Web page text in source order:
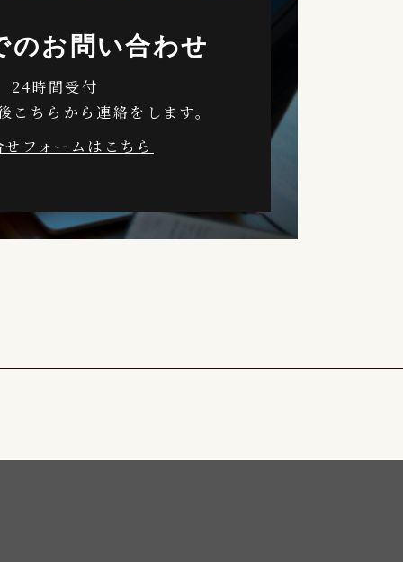
のお問い合わせ
24時間受付
こちらから連絡をします。
フォームはこちら